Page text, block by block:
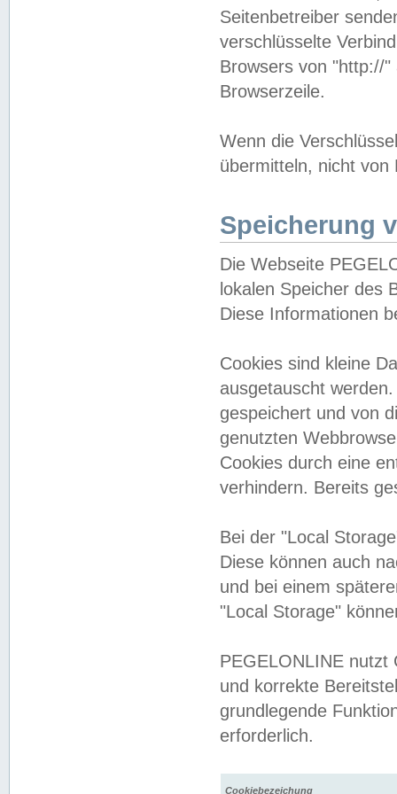
Seitenbetreiber
verschlüsselte
Browsers von "http://
Browserzeile.
Wenn die
übermitteln, nicht von
Speicherung
Die Webseite
lokalen Speicher des
Diese Informationen
Cookies sind kleine
ausgetauscht
gespeichert und von
genutzten
Cookies durch eine
verhindern. Bereits
Bei der "Local
Diese können auch
und bei einem
"Local Storage"
PEGELONLINE nutzt
und korrekte
grundlegende
erforderlich.
Cookiebezeichung